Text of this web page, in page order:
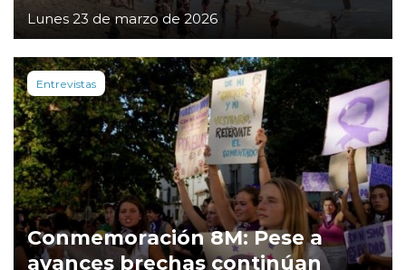
Lunes 23 de marzo de 2026
Entrevistas
Conmemoración 8M: Pese a
avances brechas continúan